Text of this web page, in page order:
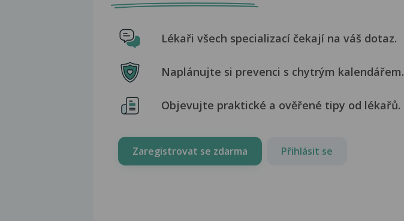
Lékaři všech specializací čekají na váš dotaz.
Naplánujte si prevenci s chytrým kalendářem.
Objevujte praktické a ověřené tipy od lékařů.
Zaregistrovat se zdarma Přihlásit se